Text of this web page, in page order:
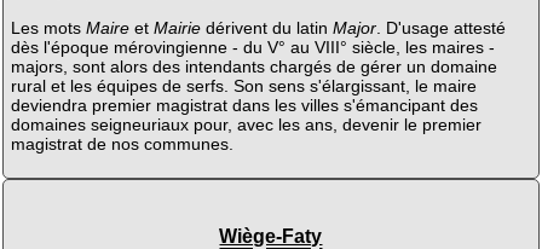
Les mots Maireet Mairiedérivent du latin Major. D'usage attesté
dès l'époque mérovingienne - du V° au VIII° siècle, les maires -
majors, sont alors des intendants chargés de gérer un domaine
rural et les équipes de serfs. Son sens s'élargissant, le maire
deviendra premier magistrat dans les villes s'émancipant des
domaines seigneuriaux pour, avec les ans, devenir le premier
magistrat de nos communes.
Wiège-Faty